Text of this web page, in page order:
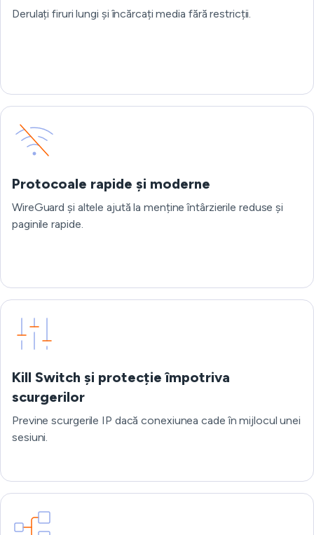
Derulați firuri lungi și încărcați media fără restricții.
Protocoale rapide și moderne
WireGuard și altele ajută la menține întârzierile reduse și
paginile rapide.
Kill Switch și protecție împotriva
scurgerilor
Previne scurgerile IP dacă conexiunea cade în mijlocul unei
sesiuni.